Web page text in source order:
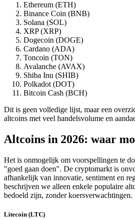
Ethereum (ETH)
Binance Coin (BNB)
Solana (SOL)
XRP (XRP)
Dogecoin (DOGE)
Cardano (ADA)
Toncoin (TON)
Avalanche (AVAX)
Shiba Inu (SHIB)
Polkadot (DOT)
Bitcoin Cash (BCH)
Dit is geen volledige lijst, maar een
altcoins met veel handelsvolume en
Altcoins in 2026: waar
Het is onmogelijk om voorspellingen te
"goed gaan doen". De cryptomarkt is
afhankelijk van innovatie, sentiment en
beschrijven we alleen enkele populaire
bedoeld zijn, zonder koersverwachtingen.
Litecoin (LTC)